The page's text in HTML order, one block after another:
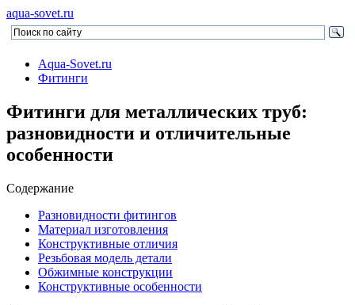
aqua-sovet.ru
Aqua-Sovet.ru
Фитинги
Фитинги для металлических труб:
разновидности и отличительные
особенности
Содержание
Разновидности фитингов
Материал изготовления
Конструктивные отличия
Резьбовая модель детали
Обжимные конструкции
Конструктивные особенности